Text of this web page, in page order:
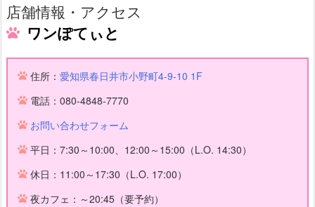
店舗情報・アクセス
ワンぽてぃと
住所：愛知県春日井市小野町4-9-10 1F
電話：080-4848-7770
お問い合わせフォーム
平日：7:30～10:00、12:00～15:00（L.O. 14:30）
休日：11:00～17:30（L.O. 17:00）
夜カフェ：～20:45（要予約）